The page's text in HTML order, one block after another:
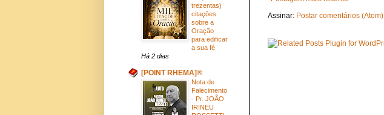
Assinar: Postar comentários (Atom)
trezentas)
citações
sobre a
Oração
para edificar
a sua fé
Há 2 dias
[POINT RHEMA]®
Nota de
Falecimento
- Pr. JOÃO
IRINEU